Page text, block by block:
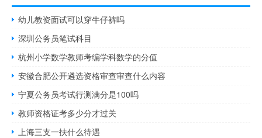
幼儿教资面试可以穿牛仔裤吗
深圳公务员笔试科目
杭州小学数学教师考编学科数学的分值
安徽合肥公开遴选资格审查审查什么内容
宁夏公务员考试行测满分是100吗
教师资格证考多少分才过关
上海三支一扶什么待遇